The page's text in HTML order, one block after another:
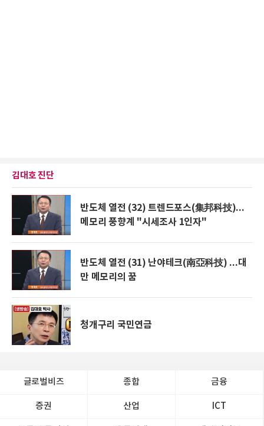
김대호 진단
반도체 열전 (32) 트렌드포스(集邦科技)...
메모리 풍향계 "시세조사 1인자"
반도체 열전 (31) 난야테크(南亞科技) ...대
만 메모리의 꿈
청개구리 국민연금
글로벌비즈 종합 금융
증권 산업 ICT